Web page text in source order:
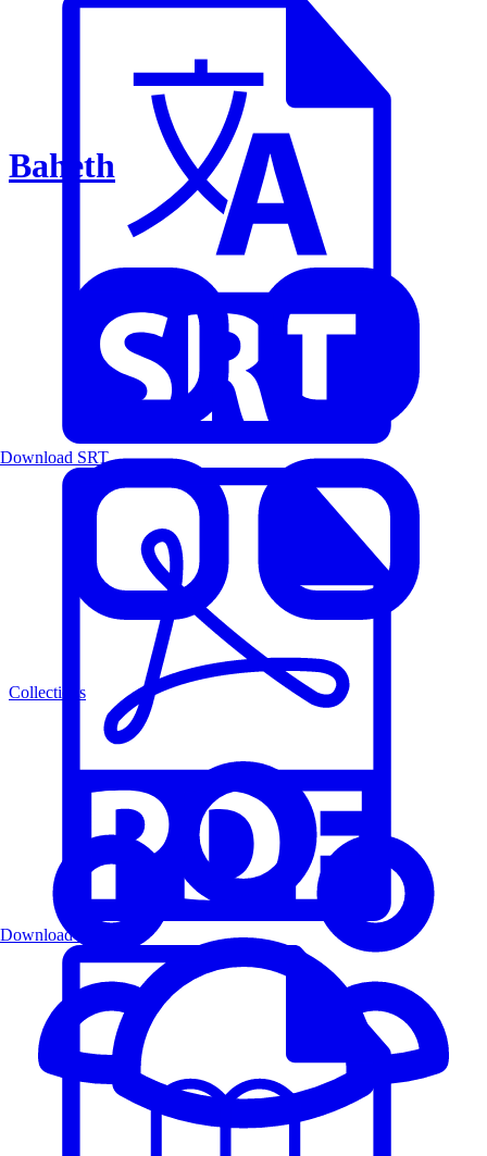
Baheth
Collections
Download SRT
Download PDF